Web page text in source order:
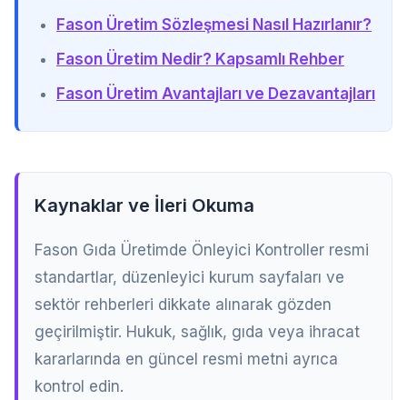
Fason Üretim Sözleşmesi Nasıl Hazırlanır?
Fason Üretim Nedir? Kapsamlı Rehber
Fason Üretim Avantajları ve Dezavantajları
Kaynaklar ve İleri Okuma
Fason Gıda Üretimde Önleyici Kontroller resmi
standartlar, düzenleyici kurum sayfaları ve
sektör rehberleri dikkate alınarak gözden
geçirilmiştir. Hukuk, sağlık, gıda veya ihracat
kararlarında en güncel resmi metni ayrıca
kontrol edin.